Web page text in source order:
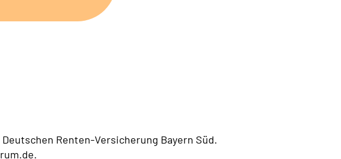
Renten-Versicherung Bayern Süd.
.